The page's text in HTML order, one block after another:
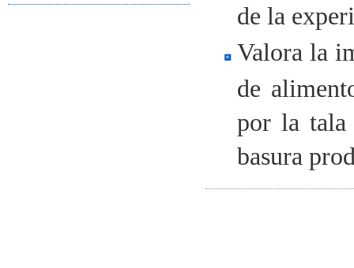
de la
Valora la
de
por la tala
basura